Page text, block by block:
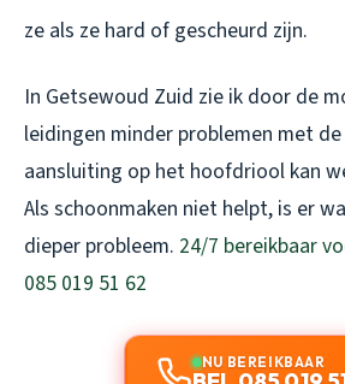
ze als ze hard of gescheurd zijn.
In Getsewoud Zuid zie ik door de
leidingen minder problemen met
aansluiting op het hoofdriool kan
Als schoonmaken niet helpt, is er
dieper probleem. 24/7 bereikbaar
085 019 51 62
NU BEREIKBAAR